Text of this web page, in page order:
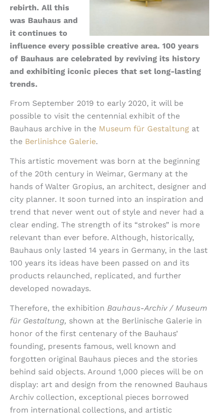
rebirth. All this
was Bauhaus and
it continues to
influence every possible creative area. 100 years
of Bauhaus are celebrated by reviving its history
and exhibiting iconic pieces that set long-lasting
trends.
From September 2019 to early 2020, it will be
possible to visit the centennial exhibit of the
Bauhaus archive in the Museum für Gestaltung at
the Berlinishce Galerie.
This artistic movement was born at the beginning
of the 20th century in Weimar, Germany at the
hands of Walter Gropius, an architect, designer and
city planner. It soon turned into an inspiration and
trend that never went out of style and never had a
clear ending. The strength of its “strokes” is more
relevant than ever before. Although, historically,
Bauhaus only lasted 14 years in Germany, in the last
100 years its ideas have been passed on and its
products relaunched, replicated, and further
developed nowadays.
Therefore, the exhibition Bauhaus-Archiv / Museum
für Gestaltung, shown at the Berlinische Galerie in
honor of the first centenary of the Bauhaus’
founding, presents famous, well known and
forgotten original Bauhaus pieces and the stories
behind said objects. Around 1,000 pieces will be on
display: art and design from the renowned Bauhaus
Archiv collection, exceptional pieces borrowed
from international collections, and artistic